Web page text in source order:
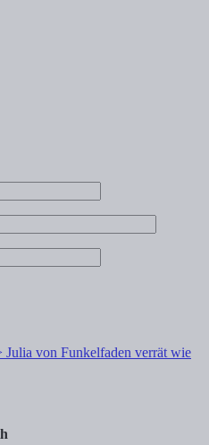
von Funkelfaden verrät wie